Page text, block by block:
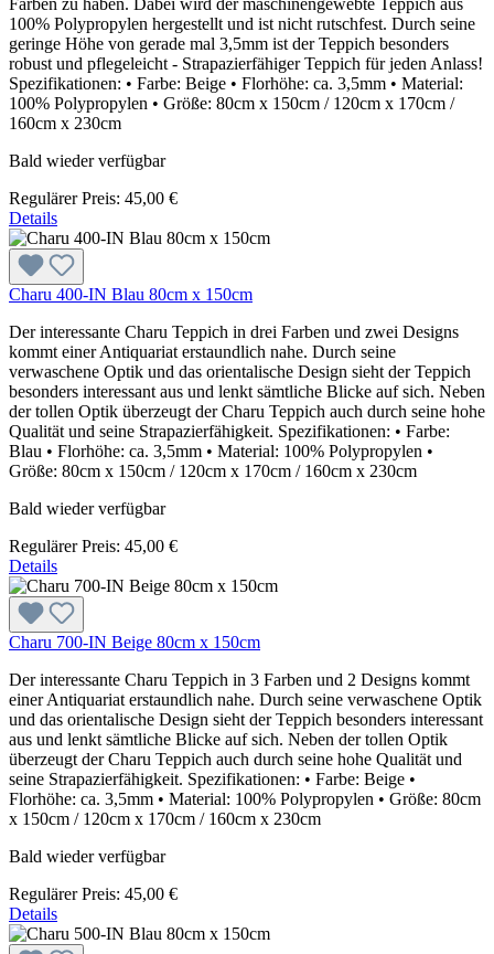
Farben zu haben. Dabei wird der maschinengewebte Teppich aus
100% Polypropylen hergestellt und ist nicht rutschfest. Durch seine
geringe Höhe von gerade mal 3,5mm ist der Teppich besonders
robust und pflegeleicht - Strapazierfähiger Teppich für jeden Anlass!
Spezifikationen: • Farbe: Beige • Florhöhe: ca. 3,5mm • Material:
100% Polypropylen • Größe: 80cm x 150cm / 120cm x 170cm /
160cm x 230cm
Bald wieder verfügbar
Regulärer Preis: 45,00 €
Details
Charu 400-IN Blau 80cm x 150cm
Der interessante Charu Teppich in drei Farben und zwei Designs
kommt einer Antiquariat erstaundlich nahe. Durch seine
verwaschene Optik und das orientalische Design sieht der Teppich
besonders interessant aus und lenkt sämtliche Blicke auf sich. Neben
der tollen Optik überzeugt der Charu Teppich auch durch seine hohe
Qualität und seine Strapazierfähigkeit. Spezifikationen: • Farbe:
Blau • Florhöhe: ca. 3,5mm • Material: 100% Polypropylen •
Größe: 80cm x 150cm / 120cm x 170cm / 160cm x 230cm
Bald wieder verfügbar
Regulärer Preis: 45,00 €
Details
Charu 700-IN Beige 80cm x 150cm
Der interessante Charu Teppich in 3 Farben und 2 Designs kommt
einer Antiquariat erstaundlich nahe. Durch seine verwaschene Optik
und das orientalische Design sieht der Teppich besonders interessant
aus und lenkt sämtliche Blicke auf sich. Neben der tollen Optik
überzeugt der Charu Teppich auch durch seine hohe Qualität und
seine Strapazierfähigkeit. Spezifikationen: • Farbe: Beige •
Florhöhe: ca. 3,5mm • Material: 100% Polypropylen • Größe: 80cm
x 150cm / 120cm x 170cm / 160cm x 230cm
Bald wieder verfügbar
Regulärer Preis: 45,00 €
Details